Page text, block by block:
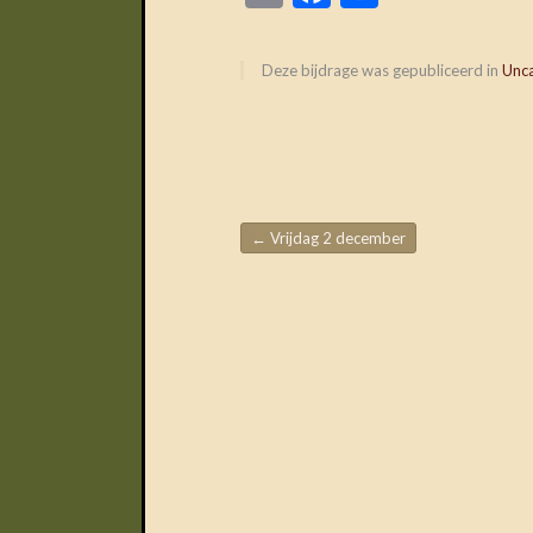
Deze bijdrage was gepubliceerd in
Berichtnavigatie
← Vrijdag 2 december